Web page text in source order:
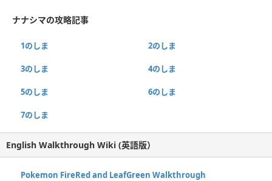
ナナシマの攻略記事
1のしま 2のしま
3のしま 4のしま
5のしま 6のしま
7のしま
English Walkthrough Wiki (英語版）
Pokemon FireRed and LeafGreen Walkthrough